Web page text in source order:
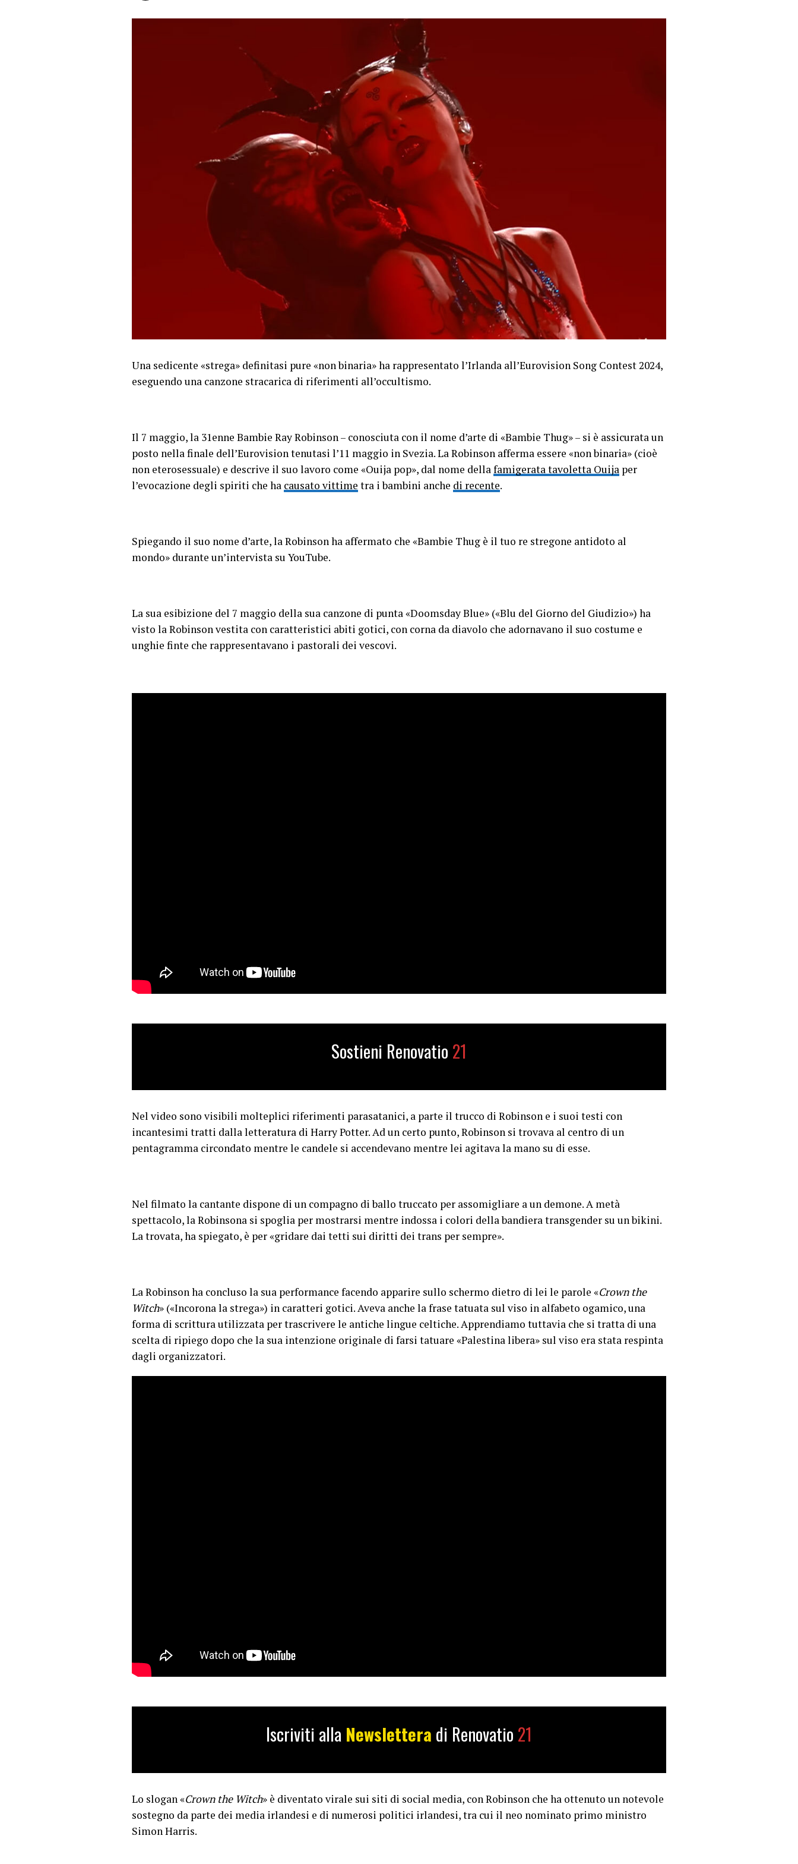
Una sedicente «strega» definitasi pure «non binaria» ha rappresentato l’Irlanda all’Eurovision Song Contest 2024,
eseguendo una canzone stracarica di riferimenti all’occultismo.
Il 7 maggio, la 31enne Bambie Ray Robinson – conosciuta con il nome d’arte di «Bambie Thug» – si è assicurata un
posto nella finale dell’Eurovision tenutasi l’11 maggio in Svezia. La Robinson afferma essere «non binaria» (cioè
non eterosessuale) e descrive il suo lavoro come «Ouija pop», dal nome dellafamigerata tavoletta Ouija per
l’evocazione degli spiriti che ha causato vittime tra i bambini anche di recente.
Spiegando il suo nome d’arte, la Robinson ha affermato che «Bambie Thug è il tuo re stregone antidoto al
mondo» durante un’intervista su YouTube.
La sua esibizione del 7 maggio della sua canzone di punta «Doomsday Blue» («Blu del Giorno del Giudizio») ha
visto la Robinson vestita con caratteristici abiti gotici, con corna da diavolo che adornavano il suo costume e
unghie finte che rappresentavano i pastorali dei vescovi.
Sostieni Renovatio 21
Nel video sono visibili molteplici riferimenti parasatanici, a parte il trucco di Robinson e i suoi testi con
incantesimi tratti dalla letteratura di Harry Potter. Ad un certo punto, Robinson si trovava al centro di un
pentagramma circondato mentre le candele si accendevano mentre lei agitava la mano su di esse.
Nel filmato la cantante dispone di un compagno di ballo truccato per assomigliare a un demone. A metà
spettacolo, la Robinsona si spoglia per mostrarsi mentre indossa i colori della bandiera transgender su un bikini.
La trovata, ha spiegato, è per «gridare dai tetti sui diritti dei trans per sempre».
La Robinson ha concluso la sua performance facendo apparire sullo schermo dietro di lei le parole «Crown the
Witch» («Incorona la strega») in caratteri gotici. Aveva anche la frase tatuata sul viso in alfabeto ogamico, una
forma di scrittura utilizzata per trascrivere le antiche lingue celtiche. Apprendiamo tuttavia che si tratta di una
scelta di ripiego dopo che la sua intenzione originale di farsi tatuare «Palestina libera» sul viso era stata respinta
dagli organizzatori.
Iscriviti alla Newslettera di Renovatio 21
Lo slogan «Crown the Witch» è diventato virale sui siti di social media, con Robinson che ha ottenuto un notevole
sostegno da parte dei media irlandesi e di numerosi politici irlandesi, tra cui il neo nominato primo ministro
Simon Harris.